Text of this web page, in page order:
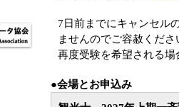
7日前までにキャンセル
ませんのでご容赦くださ
再度受験を希望される
●会場とお申込み